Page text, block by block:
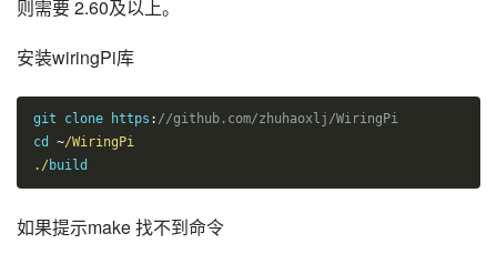
则需要 2.60及以上。
安装wiringPi库
git clone https : //github.com/zhuhaoxlj/WiringPi
cd ~/WiringPi
./ build
如果提示make 找不到命令